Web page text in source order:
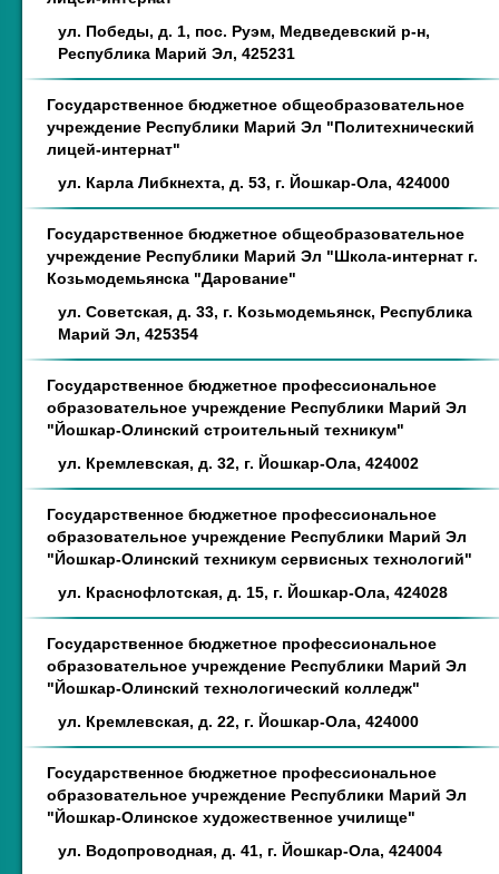
ул. Победы, д. 1, пос. Руэм, Медведевский р-н,
Республика Марий Эл, 425231
Государственное бюджетное общеобразовательное
учреждение Республики Марий Эл "Политехнический
лицей-интернат"
ул. Карла Либкнехта, д. 53, г. Йошкар-Ола, 424000
Государственное бюджетное общеобразовательное
учреждение Республики Марий Эл "Школа-интернат г.
Козьмодемьянска "Дарование"
ул. Советская, д. 33, г. Козьмодемьянск, Республика
Марий Эл, 425354
Государственное бюджетное профессиональное
образовательное учреждение Республики Марий Эл
"Йошкар-Олинский строительный техникум"
ул. Кремлевская, д. 32, г. Йошкар-Ола, 424002
Государственное бюджетное профессиональное
образовательное учреждение Республики Марий Эл
"Йошкар-Олинский техникум сервисных технологий"
ул. Краснофлотская, д. 15, г. Йошкар-Ола, 424028
Государственное бюджетное профессиональное
образовательное учреждение Республики Марий Эл
"Йошкар-Олинский технологический колледж"
ул. Кремлевская, д. 22, г. Йошкар-Ола, 424000
Государственное бюджетное профессиональное
образовательное учреждение Республики Марий Эл
"Йошкар-Олинское художественное училище"
ул. Водопроводная, д. 41, г. Йошкар-Ола, 424004